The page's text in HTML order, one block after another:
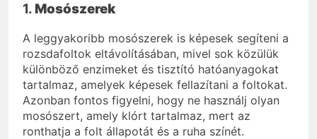
1. Mosószerek
A leggyakoribb mosószerek is képesek segíteni a
rozsdafoltok eltávolításában, mivel sok közülük
különböző enzimeket és tisztító hatóanyagokat
tartalmaz, amelyek képesek fellazítani a foltokat.
Azonban fontos figyelni, hogy ne használj olyan
mosószert, amely klórt tartalmaz, mert az
ronthatja a folt állapotát és a ruha színét.